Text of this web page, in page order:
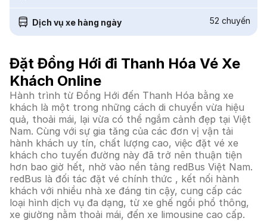
Dịch vụ xe hàng ngày 52 chuyến
Đặt Đồng Hới đi Thanh Hóa Vé Xe
Khách Online
Hành trình từ Đồng Hới đến Thanh Hóa bằng xe
khách là một trong những cách di chuyển vừa hiệu
quả, thoải mái, lại vừa có thể ngắm cảnh đẹp tại Việt
Nam. Cùng với sự gia tăng của các đơn vị vận tải
hành khách uy tín, chất lượng cao, việc đặt vé xe
khách cho tuyến đường này đã trở nên thuận tiện
hơn bao giờ hết, nhờ vào nền tảng redBus Việt Nam.
redBus là đối tác đặt vé chính thức , kết nối hành
khách với nhiều nhà xe đáng tin cậy, cung cấp các
loại hình dịch vụ đa dạng, từ xe ghế ngồi phổ thông,
xe giường nằm thoải mái, đến xe limousine cao cấp.